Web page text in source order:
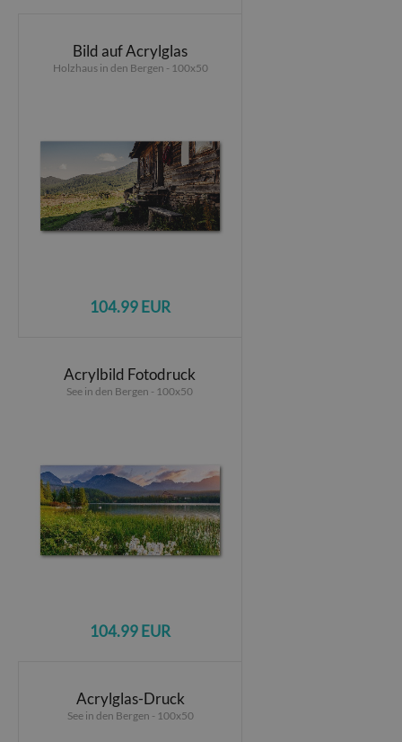
Bild auf Acrylglas
Holzhaus in den Bergen - 100x50
104.99 EUR
Acrylbild Fotodruck
See in den Bergen - 100x50
104.99 EUR
Acrylglas-Druck
See in den Bergen - 100x50